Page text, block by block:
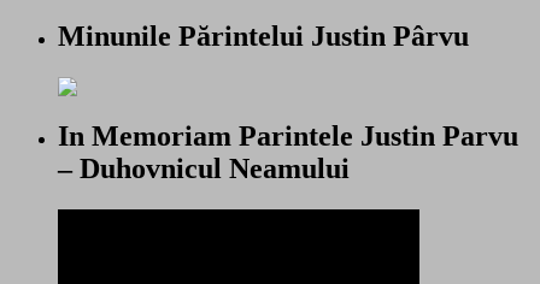
Minunile Părintelui Justin Pârvu
In Memoriam Parintele Justin Parvu
– Duhovnicul Neamului